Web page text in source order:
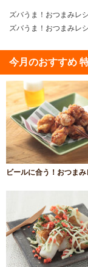
ズバうま！おつまみレ
ズバうま！おつまみレ
今月のおすすめ
ビールに合う！おつま